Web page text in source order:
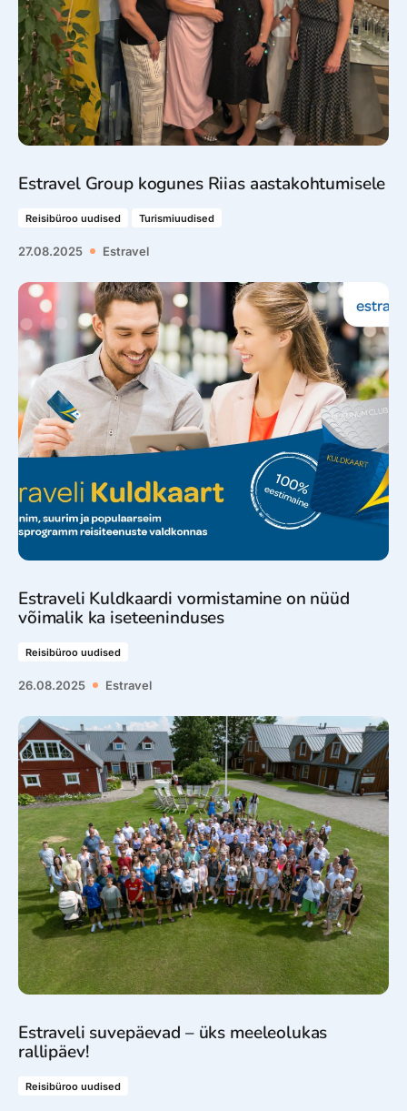
Estravel Group kogunes Riias aastakohtumisele
Reisibüroo uudised Turismiuudised
27.08.2025 Estravel
Estraveli Kuldkaardi vormistamine on nüüd
võimalik ka iseteeninduses
Reisibüroo uudised
26.08.2025 Estravel
Estraveli suvepäevad – üks meeleolukas
rallipäev!
Reisibüroo uudised